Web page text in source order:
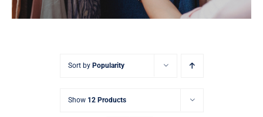
Sort by Popularity
Show 12 Products